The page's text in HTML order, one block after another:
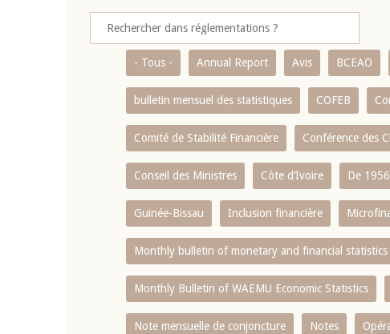
- Tous - Annual Report Avis BCEAO
bulletin mensuel des statistiques COFEB
Comité de Stabilité Financière Conférence des
Conseil des Ministres Côte d’Ivoire De
Guinée-Bissau Inclusion financière
Monthly bulletin of monetary and financial statistics
Monthly Bulletin of WAEMU Economic Statistics
Note mensuelle de conjoncture Notes